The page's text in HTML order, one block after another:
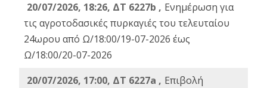
20/07/2026, 18:26, ΔΤ 6227b , Ενημέρωση για
τις αγροτοδασικές πυρκαγιές του τελευταίου
24ωρου από Ω/18:00/19-07-2026 έως
Ω/18:00/20-07-2026
20/07/2026, 17:00, ΔΤ 6227a , Επιβολή